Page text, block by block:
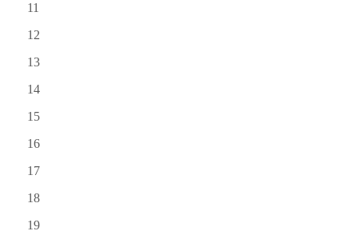
11
12
13
14
15
16
17
18
19